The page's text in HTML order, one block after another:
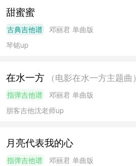
甜蜜蜜
古典吉他谱 邓丽君 单曲版
琴铭up
在水一方 （电影在水一方主题曲）
指弹吉他谱 邓丽君 单曲版
朋客吉他沈老师up
月亮代表我的心
指弹吉他谱 邓丽君 单曲版